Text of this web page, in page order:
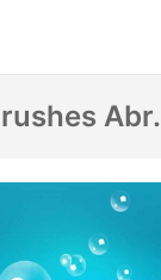
Abr.